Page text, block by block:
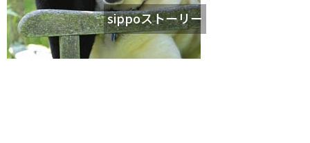
sippoストーリー